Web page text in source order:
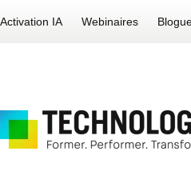
Activation IA Webinaires